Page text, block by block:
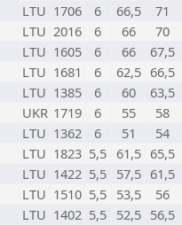
LTU 1706 6 66,5
71
LTU 2016 6 66
70
LTU 1605 6 66
67,5
LTU 1681 6 62,5 66,5
LTU 1385 6 60
63,5
UKR 1719 6 55
58
LTU 1362 6 51
54
LTU 1823 5,5 61,5 65,5
LTU 1422 5,5 57,5 61,5
LTU 1510 5,5 53,5
56
LTU 1402 5,5 52,5 56,5